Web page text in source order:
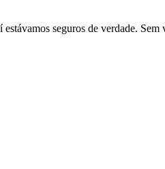
seguros de verdade. Sem